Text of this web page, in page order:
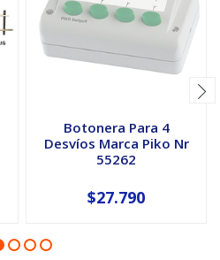
Botonera Para 4
Desvíos Marca Piko Nr
55262
$27.790